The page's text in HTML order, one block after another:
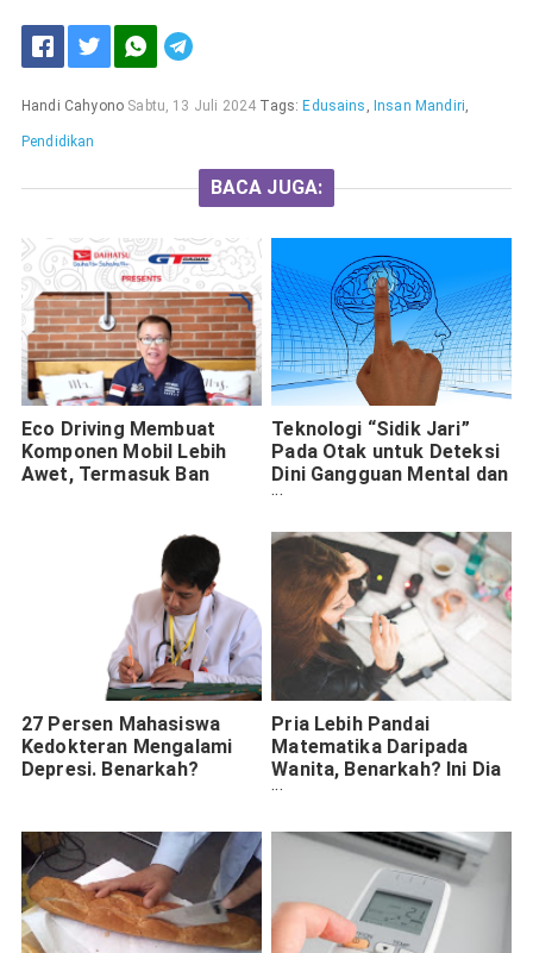
Handi Cahyono Sabtu, 13 Juli 2024 Tags: Edusains , Insan Mandiri,
Pendidikan
BACA JUGA:
Eco Driving Membuat
Komponen Mobil Lebih
Awet, Termasuk Ban
Teknologi “Sidik Jari”
Pada Otak untuk Deteksi
Dini Gangguan Mental dan
Penyakit Syaraf
27 Persen Mahasiswa
Kedokteran Mengalami
Depresi. Benarkah?
Pria Lebih Pandai
Matematika Daripada
Wanita, Benarkah? Ini Dia
11 Perbedaan Cara